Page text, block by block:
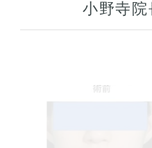
小野寺院